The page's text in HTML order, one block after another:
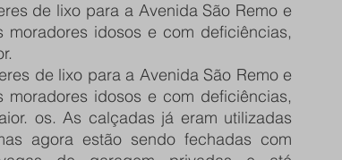
idosos e com deficiências,
idosos e com deficiências,
os. As calçadas já eram utilizadas
agora estão sendo fechadas com